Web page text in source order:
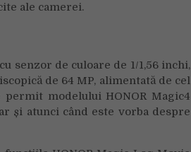
ale camerei.
senzor de culoare de 1/1,56 inchi,
de 64 MP, alimentată de cel
modelului HONOR Magic4
și atunci când este vorba despre